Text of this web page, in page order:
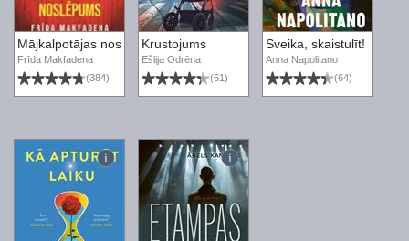
Mājkalpotājas noslēpums
Frīda Makfadena
(384)
Krustojums
Ešlija Odrēna
(61)
Sveika, skaistulīt!
Anna Napolitano
(64)